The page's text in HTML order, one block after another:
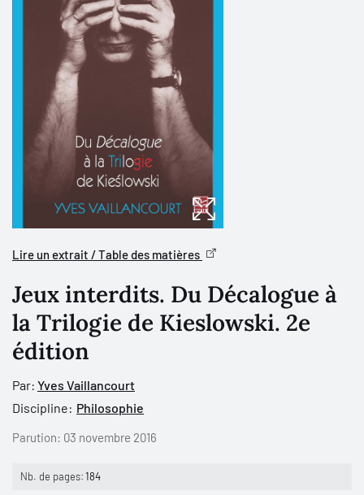
Lire un extrait / Table des matières
Jeux interdits. Du Décalogue à
la Trilogie de Kieslowski. 2e
édition
Par: Yves Vaillancourt
Discipline: Philosophie
Parution: 03 novembre 2016
Nb. de pages:184